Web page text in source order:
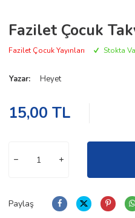
Fazilet Çocuk
Fazilet Çocuk Yayınları Stokta
Yazar: Heyet
15,00 TL
Paylaş